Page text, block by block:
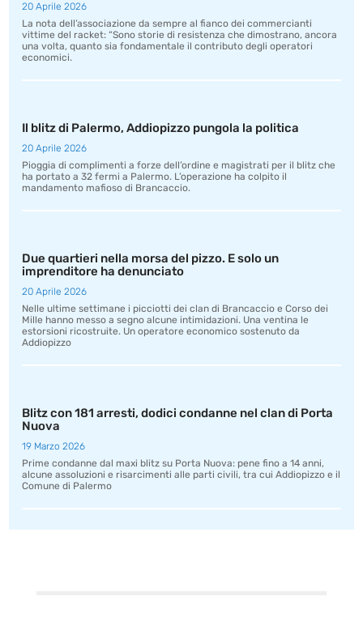
20 Aprile 2026
La nota dell’associazione da sempre al fianco dei commercianti
vittime del racket: “Sono storie di resistenza che dimostrano, ancora
una volta, quanto sia fondamentale il contributo degli operatori
economici.
Il blitz di Palermo, Addiopizzo pungola la politica
20 Aprile 2026
Pioggia di complimenti a forze dell’ordine e magistrati per il blitz che
ha portato a 32 fermi a Palermo. L’operazione ha colpito il
mandamento mafioso di Brancaccio.
Due quartieri nella morsa del pizzo. E solo un
imprenditore ha denunciato
20 Aprile 2026
Nelle ultime settimane i picciotti dei clan di Brancaccio e Corso dei
Mille hanno messo a segno alcune intimidazioni. Una ventina le
estorsioni ricostruite. Un operatore economico sostenuto da
Addiopizzo
Blitz con 181 arresti, dodici condanne nel clan di Porta
Nuova
19 Marzo 2026
Prime condanne dal maxi blitz su Porta Nuova: pene fino a 14 anni,
alcune assoluzioni e risarcimenti alle parti civili, tra cui Addiopizzo e il
Comune di Palermo